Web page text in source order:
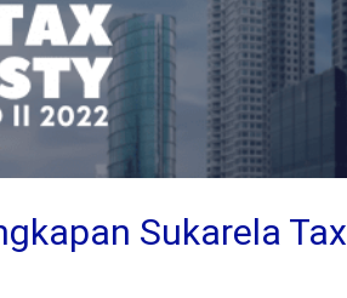
Sukarela Tax